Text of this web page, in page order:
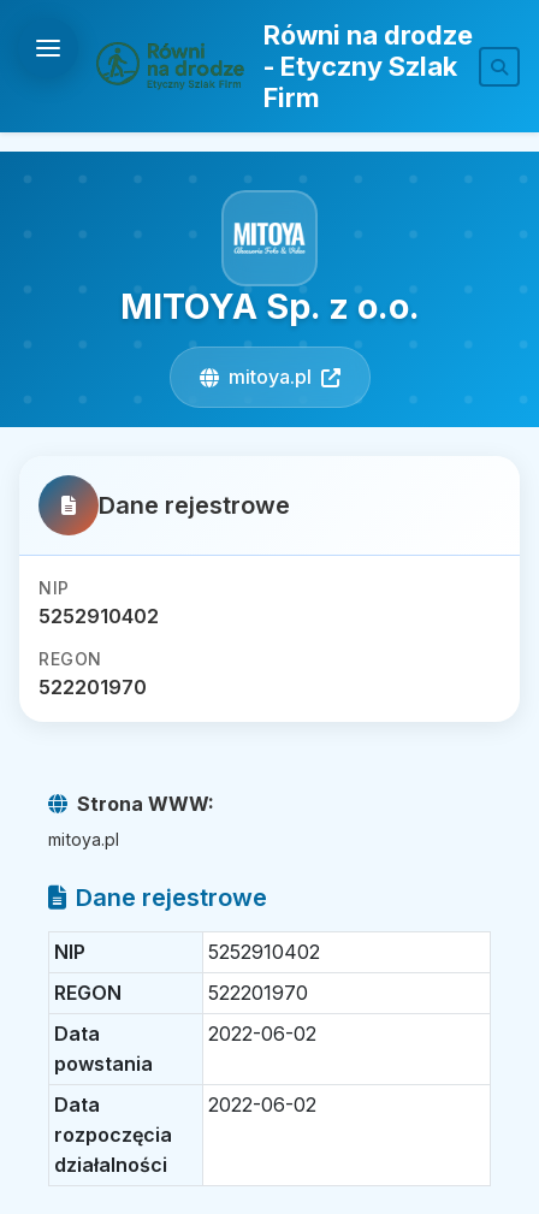
Równi na drodze
- Etyczny Szlak
Firm
MITOYA Sp. z o.o.
mitoya.pl
Dane rejestrowe
NIP
5252910402
REGON
522201970
Strona WWW:
mitoya.pl
Dane rejestrowe
NIP
5252910402
REGON
522201970
Data
powstania
2022-06-02
Data
rozpoczęcia
działalności
2022-06-02